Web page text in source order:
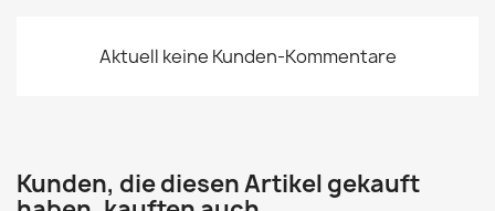
Aktuell keine Kunden-Kommentare
Kunden, die diesen Artikel gekauft